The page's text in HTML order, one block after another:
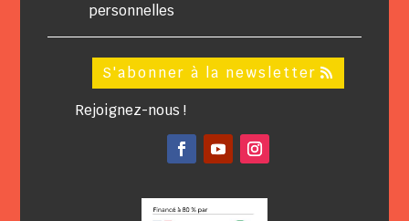
personnelles
S'abonner à la newsletter
Rejoignez-nous !